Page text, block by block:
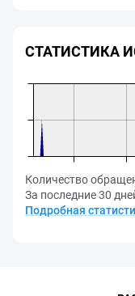
СТАТИСТИКА
Количество
За последние 30
Подробная